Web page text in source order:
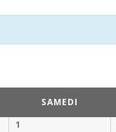
SAMEDI
1